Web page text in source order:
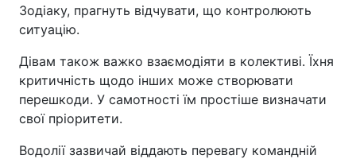
Зодіаку, прагнуть відчувати, що контролюють
ситуацію.
Дівам також важко взаємодіяти в колективі. Їхня
критичність щодо інших може створювати
перешкоди. У самотності їм простіше визначати
свої пріоритети.
Водолії зазвичай віддають перевагу командній